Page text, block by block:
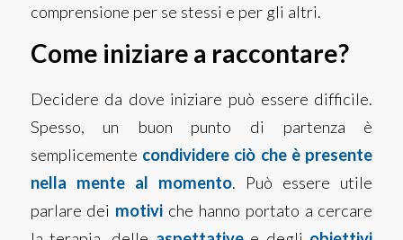
comprensione per se stessi e per gli altri.
Come iniziare a raccontare?
Decidere da dove iniziare può essere difficile.
Spesso, un buon punto di partenza è
semplicemente condividere ciò che è presente
nella mente al momento. Può essere utile
parlare dei motivi che hanno portato a cercare